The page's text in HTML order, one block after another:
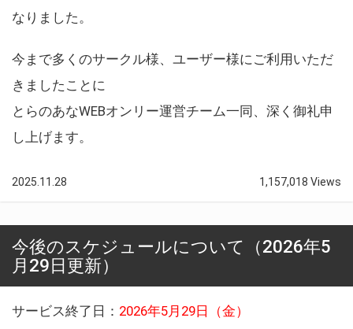
なりました。
今まで多くのサークル様、ユーザー様にご利用いただ
きましたことに
とらのあなWEBオンリー運営チーム一同、深く御礼申
し上げます。
2025.11.28 1,157,018 Views
今後のスケジュールについて（2026年5
月29日更新）
サービス終了日： 2026年5月29日（金）